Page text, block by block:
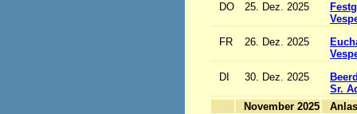
DO
25. Dez. 2025
FR
26. Dez. 2025
DI
30. Dez. 2025
Sr.
November 2025